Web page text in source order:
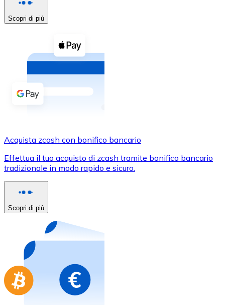
Vedi tutto
Buoni cripto
Acquista criptovalute in contanti e altri mezzi di
Acquista con contanti
Bonifico SEPA
Usa le carte Visa e Mastercard per acquistare
Acquista con carta
Acquista gift card dei tuoi marchi preferiti con
Vai al negozio di carte regalo
Scopri di più
Acquista zcash con bonifico bancario
Effettua il tuo acquisto di zcash tramite bonifico bancario
tradizionale in modo rapido e sicuro.
Scopri di più